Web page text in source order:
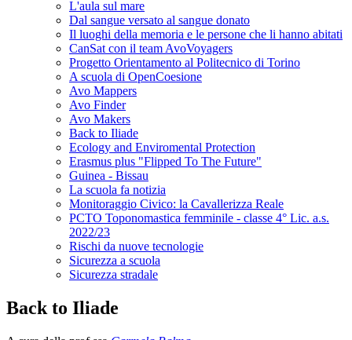
L'aula sul mare
Dal sangue versato al sangue donato
Il luoghi della memoria e le persone che li hanno abitati
CanSat con il team AvoVoyagers
Progetto Orientamento al Politecnico di Torino
A scuola di OpenCoesione
Avo Mappers
Avo Finder
Avo Makers
Back to Iliade
Ecology and Enviromental Protection
Erasmus plus "Flipped To The Future"
Guinea - Bissau
La scuola fa notizia
Monitoraggio Civico: la Cavallerizza Reale
PCTO Toponomastica femminile - classe 4° Lic. a.s.
2022/23
Rischi da nuove tecnologie
Sicurezza a scuola
Sicurezza stradale
Back to Iliade